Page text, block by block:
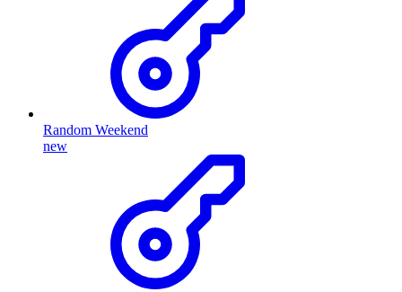
Random Weekend
new